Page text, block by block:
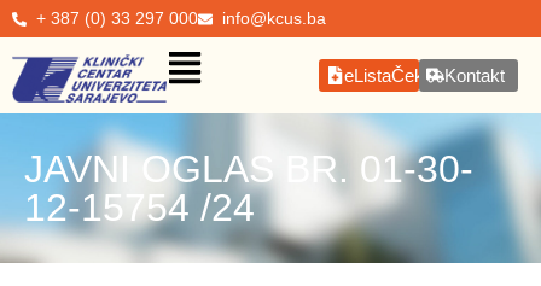
+ 387 (0) 33 297 000 info@kcus.ba
eListaČekanjaKontakt
JAVNI OGLAS BR. 01-30-
12-15754 /24